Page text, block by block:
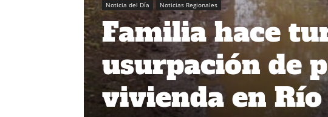
Noticia del Día Noticias Regionales
Familia hace
usurpación de
vivienda en